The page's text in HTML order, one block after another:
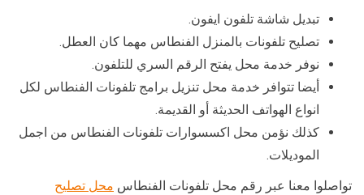
تبديل شاشة تلفون ايفون.
تصليح تلفونات بالمنزل الفنطاس مهما كان العطل.
نوفر خدمة محل يفتح الرقم السري للتلفون.
أيضا تتوافر خدمة محل تنزيل برامج تلفونات الفنطاس لكل
انواع الهواتف الحديثة أو القديمة.
كذلك نؤمن محل اكسسوارات تلفونات الفنطاس من اجمل
الموديلات.
تواصلوا معنا عبر رقم محل تلفونات الفنطاس محل تصليح